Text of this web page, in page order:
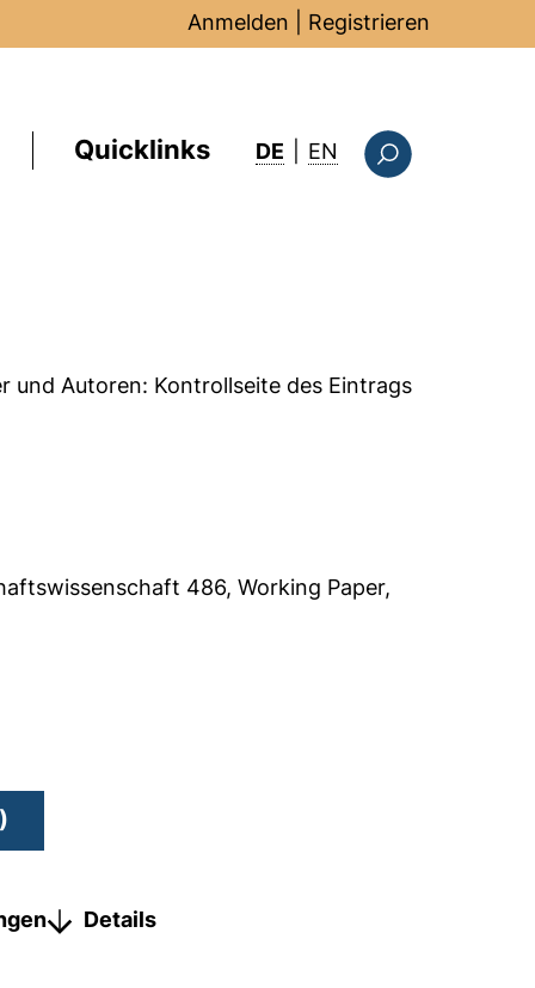
Anmelden Registrieren
Quicklinks DE EN : this page in
und Autoren: Kontrollseite des Eintrags
486, Working Paper,
Details